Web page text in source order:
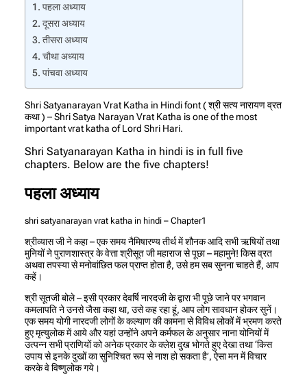
पहला अध्याय
दूसरा अध्याय
तीसरा अध्याय
चौथा अध्याय
पांचवा अध्याय
Shri Satyanarayan Vrat Katha in Hindi font ( श्री सत्य नारायण व्रत
कथा ) – Shri Satya Narayan Vrat Katha is one of the most
important vrat katha of Lord Shri Hari.
Shri Satyanarayan Katha in hindi is in full five
chapters. Below are the five chapters!
पहला अध्याय
shri satyanarayan vrat katha in hindi – Chapter1
श्रीव्यास जी ने कहा – एक समय नैमिषारण्य तीर्थ में शौनक आदि सभी ऋषियों तथा
मुनियों ने पुराणशास्त्र के वेत्ता श्रीसूत जी महाराज से पूछा – महामुने! किस व्रत
अथवा तपस्या से मनोवांछित फल प्राप्त होता है, उसे हम सब सुनना चाहते हैं, आप
कहें।
श्री सूतजी बोले – इसी प्रकार देवर्षि नारदजी के द्वारा भी पूछे जाने पर भगवान
कमलापति ने उनसे जैसा कहा था, उसे कह रहा हूं, आप लोग सावधान होकर सुनें।
एक समय योगी नारदजी लोगों के कल्याण की कामना से विविध लोकों में भ्रमण करते
हुए मृत्युलोक में आये और यहां उन्होंने अपने कर्मफल के अनुसार नाना योनियों में
उत्पन्न सभी प्राणियों को अनेक प्रकार के क्लेश दुख भोगते हुए देखा तथा ‘किस
उपाय से इनके दुखों का सुनिश्चित रूप से नाश हो सकता है’, ऐसा मन में विचार
करके वे विष्णुलोक गये।